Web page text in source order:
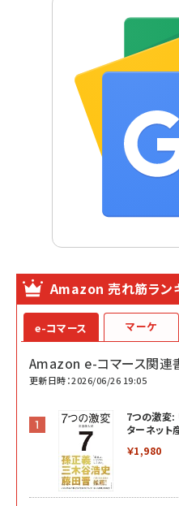
Amazon 売れ筋ラン
e-コマース
Amazon e-コマース関連
更新日時：2026/06/26 19:05
7つの激変:
ターネット
￥1,980
マーケ